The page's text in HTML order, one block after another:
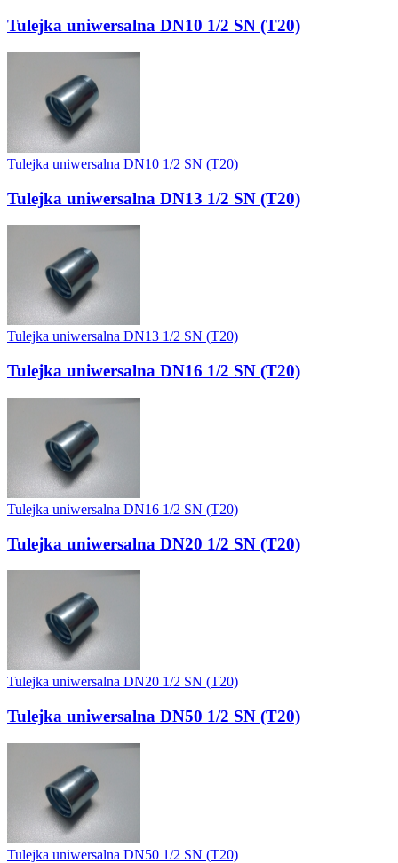
Tulejka uniwersalna DN10 1/2 SN (T20)
Tulejka uniwersalna DN10 1/2 SN (T20)
Tulejka uniwersalna DN13 1/2 SN (T20)
Tulejka uniwersalna DN13 1/2 SN (T20)
Tulejka uniwersalna DN16 1/2 SN (T20)
Tulejka uniwersalna DN16 1/2 SN (T20)
Tulejka uniwersalna DN20 1/2 SN (T20)
Tulejka uniwersalna DN20 1/2 SN (T20)
Tulejka uniwersalna DN50 1/2 SN (T20)
Tulejka uniwersalna DN50 1/2 SN (T20)